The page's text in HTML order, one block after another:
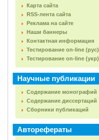
Карта сайта
RSS-лента сайта
Реклама на сайте
Наши баннеры
Контактная информация
Тестирование on-line (рус)
Тестирование on-line (укр)
Научные публикации
Содержание монографий
Содержание диссертаций
Сборники публикаций
Авторефераты